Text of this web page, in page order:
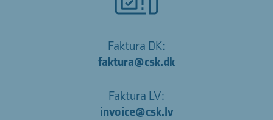
Faktura DK:
faktura@csk.dk
Faktura LV:
invoice@csk.lv